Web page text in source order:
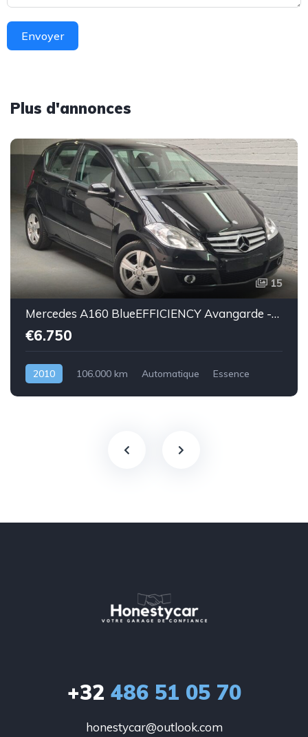
Envoyer
Plus d'annonces
15
Mercedes A160 BlueEFFICIENCY Avangarde -essence euro 5-2010-106.000km-Top état -Garantie
€6.750
2010 106.000 km Automatique Essence
+32 486 51 05 70
honestycar@outlook.com